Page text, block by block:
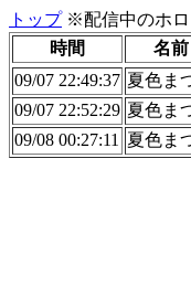
トップ※配信中のホロ
時間
名前
09/07 22:49:37 夏色ま
09/07 22:52:29 夏色ま
09/08 00:27:11
夏色ま